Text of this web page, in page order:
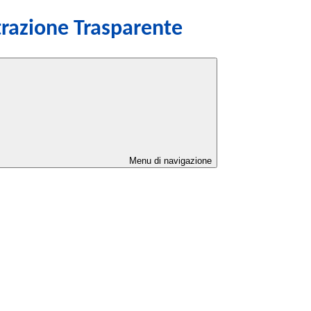
Trasparente
Menu di navigazione